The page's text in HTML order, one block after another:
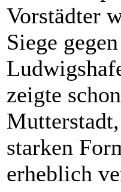
Vorstädter
Siege
zeigte
starken
erheblich